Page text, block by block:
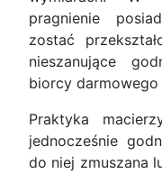
pragnienie
zostać
nieszanujące
biorcy darmowego
Praktyka
jednocześnie
do niej zmuszana